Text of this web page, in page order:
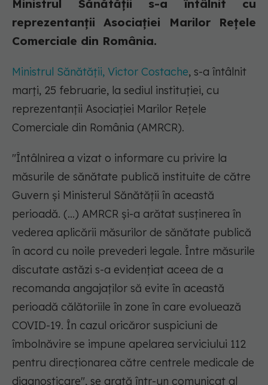
Ministrul Sănătăţii s-a întâlnit cu
reprezentanții Asociației Marilor Rețele
Comerciale din România.
Ministrul Sănătăţii, Victor Costache, s-a întâlnit
marți, 25 februarie, la sediul instituției, cu
reprezentanții Asociației Marilor Rețele
Comerciale din România (AMRCR).
"Întâlnirea a vizat o informare cu privire la
măsurile de sănătate publică instituite de către
Guvern și Ministerul Sănătății în această
perioadă. (...) AMRCR și-a arătat susținerea în
vederea aplicării măsurilor de sănătate publică
în acord cu noile prevederi legale. Între măsurile
discutate astăzi s-a evidențiat aceea de a
recomanda angajaților să evite în această
perioadă călătoriile în zone în care evoluează
COVID-19. În cazul oricăror suspiciuni de
îmbolnăvire se impune apelarea serviciului 112
pentru direcționarea către centrele medicale de
diagnosticare", se arată într-un comunicat al